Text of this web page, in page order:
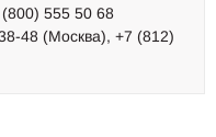
555 50 68
48 (Москва), +7 (812)